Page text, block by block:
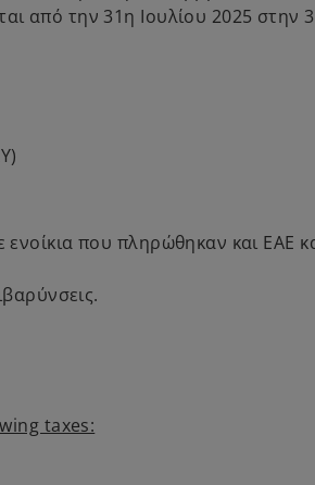
από την 31η Ιουλίου 2025 στην
που πληρώθηκαν και ΕΑΕ
taxes: